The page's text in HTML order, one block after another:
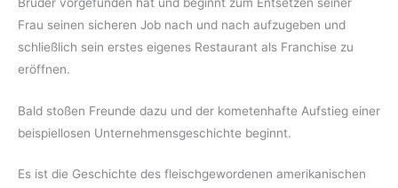
Frau seinen sicheren Job nach und nach aufzugeben und
schließlich sein erstes eigenes Restaurant als Franchise zu
eröffnen.
Bald stoßen Freunde dazu und der kometenhafte Aufstieg einer
beispiellosen Unternehmensgeschichte beginnt.
Es ist die Geschichte des fleischgewordenen amerikanischen